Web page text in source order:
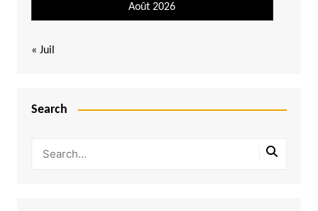
Août 2026
« Juil
Search